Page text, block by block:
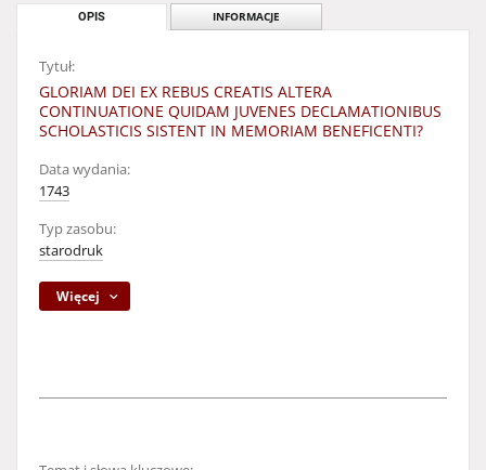
OPIS INFORMACJE
Tytuł:
GLORIAM DEI EX REBUS CREATIS ALTERA
CONTINUATIONE QUIDAM JUVENES DECLAMATIONIBUS
SCHOLASTICIS SISTENT IN MEMORIAM BENEFICENTI?
Data wydania:
1743
Typ zasobu:
starodruk
Więcej